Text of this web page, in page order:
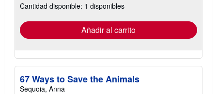
las
tarifas
envío
Cantidad disponible: 1 disponibles
Añadir al carrito
67 Ways to Save the Animals
Sequoia, Anna